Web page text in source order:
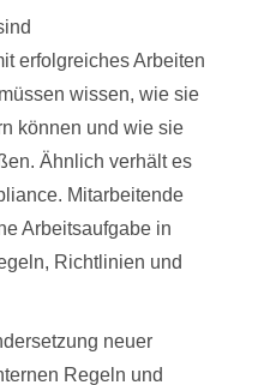
erfolgreiches Arbeiten
wissen, wie sie
können und wie sie
Ähnlich verhält es
Mitarbeitende
Arbeitsaufgabe in
Richtlinien und
neuer
Regeln und